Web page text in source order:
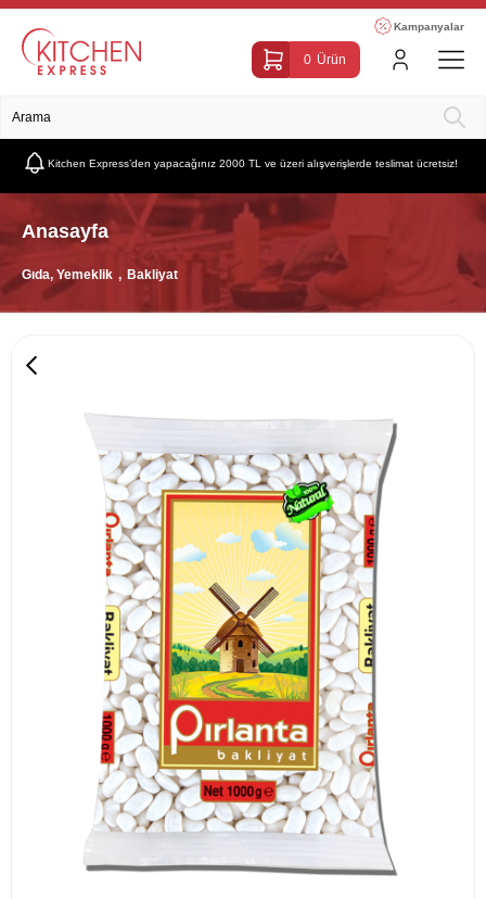
Kampanyalar
0 Ürün
Kitchen Express’den yapacağınız 2000 TL ve üzeri alışverişlerde teslimat ücretsiz!
Anasayfa
Gıda, Yemeklik Bakliyat